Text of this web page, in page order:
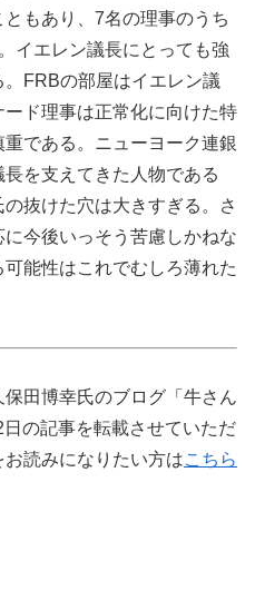
もあり、7名の理事のうち
イエレン議長にとっても強
FRBの部屋はイエレン議
ド理事は正常化に向けた特
である。ニューヨーク連銀
を支えてきた人物である
抜けた穴は大きすぎる。さ
今後いっそう苦慮しかねな
能性はこれでむしろ薄れた
田博幸氏のブログ「牛さん
の記事を転載させていただ
読みになりたい方はこちら